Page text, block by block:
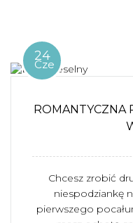
24
Cze
ROMANTYCZNA
Chcesz zrobić
niespodziankę
pierwszego